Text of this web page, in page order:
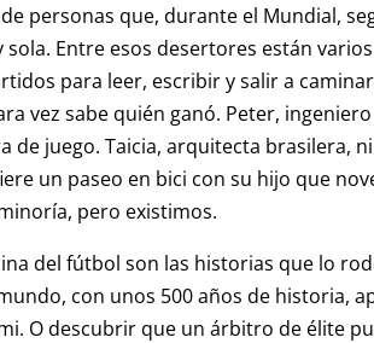
personas que, durante el Mundial,
sola. Entre esos desertores están
para leer, escribir y salir a
vez sabe quién ganó. Peter,
de juego. Taicia, arquitecta brasilera,
un paseo en bici con su hijo que
pero existimos.
del fútbol son las historias que lo
con unos 500 años de historia,
O descubrir que un árbitro de élite